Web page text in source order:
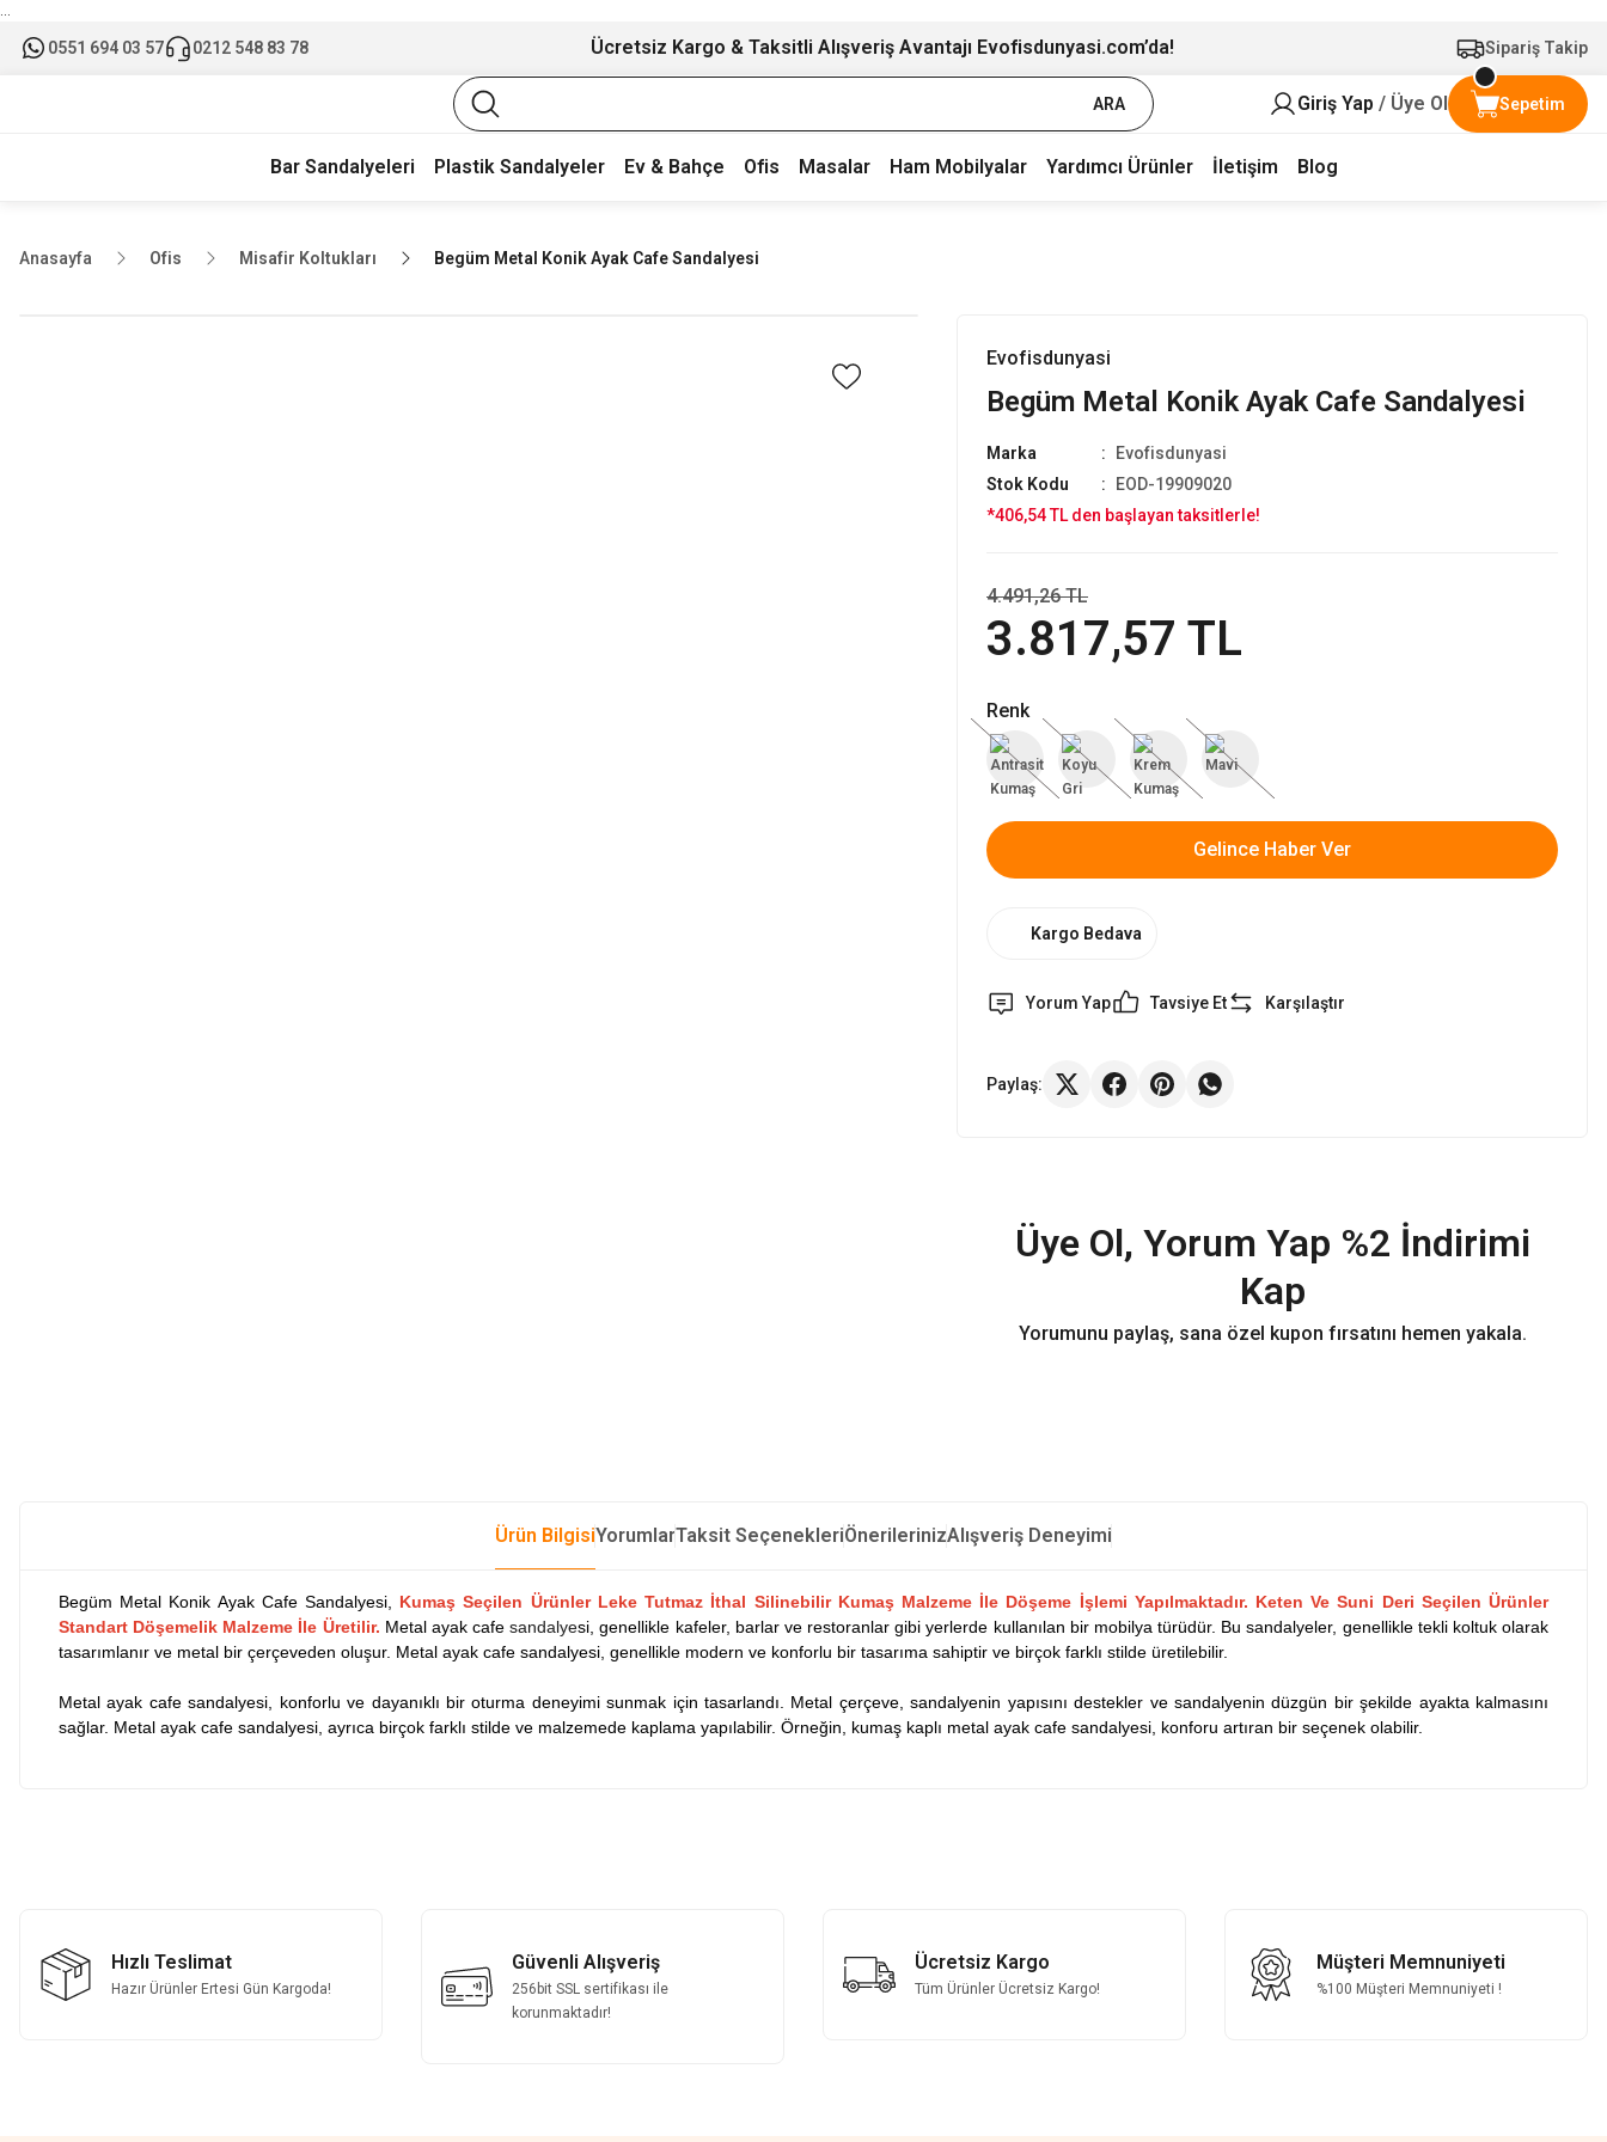
...
0551 694 03 57 0212 548 83 78 Ücretsiz Kargo & Taksitli Alışveriş Avantajı Evofisdunyasi.com’da! Sipariş Takip
ARA Giriş Yap / Üye Ol Sepetim
Bar Sandalyeleri Plastik Sandalyeler Ev & Bahçe Ofis Masalar Ham Mobilyalar Yardımcı Ürünler İletişim Blog
Anasayfa Ofis Misafir Koltukları Begüm Metal Konik Ayak Cafe Sandalyesi
Evofisdunyasi
Begüm Metal Konik Ayak Cafe Sandalyesi
Marka
Evofisdunyasi
Stok Kodu
EOD-19909020
*406,54 TL den başlayan taksitlerle!
3.817,57 TL
4.491,26 TL
Renk
Gelince Haber Ver
Kargo Bedava
Yorum Yap Tavsiye Et Karşılaştır
Paylaş:
Üye Ol, Yorum Yap %2 İndirimi
Kap
Yorumunu paylaş, sana özel kupon fırsatını hemen yakala.
Ürün BilgisiYorumlarTaksit SeçenekleriÖnerilerinizAlışveriş Deneyimi
Begüm Metal Konik Ayak Cafe Sandalyesi, Kumaş Seçilen Ürünler Leke Tutmaz İthal Silinebilir Kumaş Malzeme İle Döşeme İşlemi Yapılmaktadır. Keten Ve Suni Deri Seçilen Ürünler
Standart Döşemelik Malzeme İle Üretilir. Metal ayak cafesandalyesi, genellikle kafeler, barlar ve restoranlar gibi yerlerde kullanılan bir mobilya türüdür. Bu sandalyeler, genellikle tekli koltuk olarak
tasarımlanır ve metal bir çerçeveden oluşur. Metal ayak cafe sandalyesi, genellikle modern ve konforlu bir tasarıma sahiptir ve birçok farklı stilde üretilebilir.
Metal ayak cafe sandalyesi, konforlu ve dayanıklı bir oturma deneyimi sunmak için tasarlandı. Metal çerçeve, sandalyenin yapısını destekler ve sandalyenin düzgün bir şekilde ayakta kalmasını
sağlar. Metal ayak cafe sandalyesi, ayrıca birçok farklı stilde ve malzemede kaplama yapılabilir. Örneğin, kumaş kaplı metal ayak cafe sandalyesi, konforu artıran bir seçenek olabilir.
Ürün bilgilerinde hatalar bulunuyor.
Ürün fiyatı diğer sitelerden daha pahalı.
H... A... | 31/07/2026
Hızlı Teslimat
Hazır Ürünler Ertesi Gün Kargoda!
Güvenli Alışveriş
256bit SSL sertifikası ile
korunmaktadır!
Ücretsiz Kargo
Tüm Ürünler Ücretsiz Kargo!
Müşteri Memnuniyeti
%100 Müşteri Memnuniyeti !